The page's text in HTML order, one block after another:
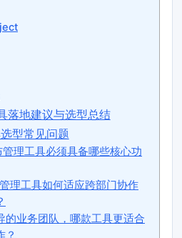
落地建议与选型总结
型常见问题
理工具必须具备哪些核心功
理工具如何适应跨部门协作
的业务团队，哪款工具更适合
？